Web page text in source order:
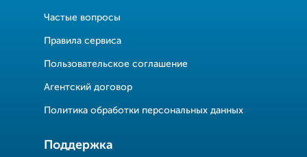
Частые вопросы
Правила сервиса
Пользовательское соглашение
Агентский договор
Политика обработки персональных данных
Поддержка